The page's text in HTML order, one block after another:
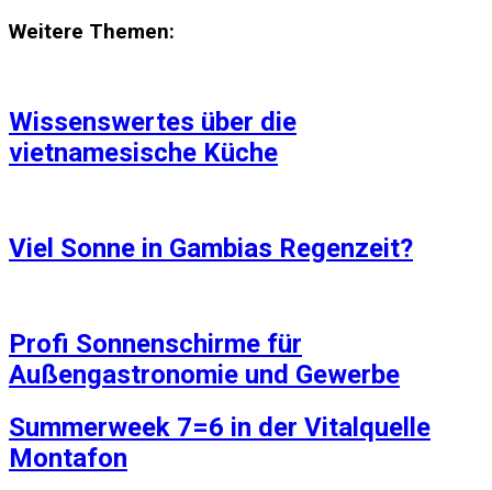
Weitere Themen:
Wissenswertes über die
vietnamesische Küche
Viel Sonne in Gambias Regenzeit?
Profi Sonnenschirme für
Außengastronomie und Gewerbe
Summerweek 7=6 in der Vitalquelle
Montafon